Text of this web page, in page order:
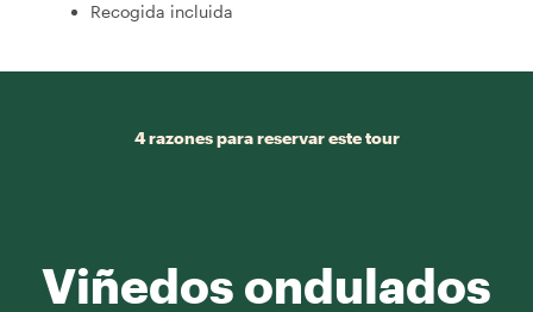
Recogida incluida
4 razones para reservar este tour
Viñedos ondulados